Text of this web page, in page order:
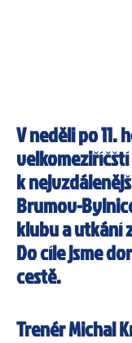
V neděli po
k
Brumov-
klubu a utkání
Do cíle jsme
cestě.
Trenér Michal